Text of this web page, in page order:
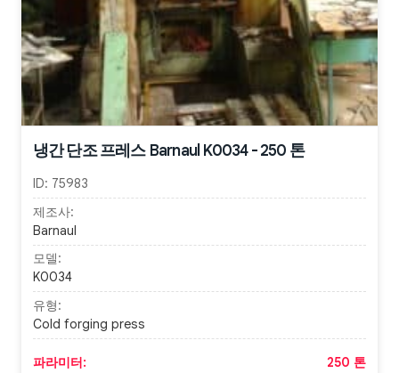
냉간 단조 프레스 Barnaul K0034 - 250 톤
ID: 75983
제조사:
Barnaul
모델:
K0034
유형:
Cold forging press
파라미터: 250 톤